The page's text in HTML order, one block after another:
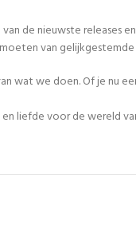
de nieuwste releases
van gelijkgestemde
wat we doen. Of je nu
liefde voor de wereld